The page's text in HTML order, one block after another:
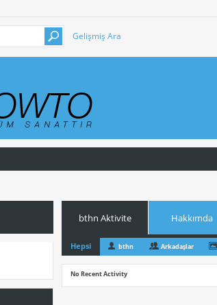
Gelişmiş Ara
bthn Aktivite Hakkımda
Hepsi bthn Arkadaşlar
No Recent Activity